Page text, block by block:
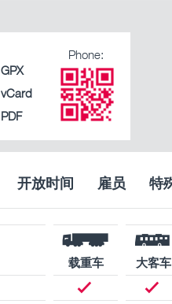
GPX
vCard
PDF
Phone:
开放时间 雇员 特
载重车 大客车